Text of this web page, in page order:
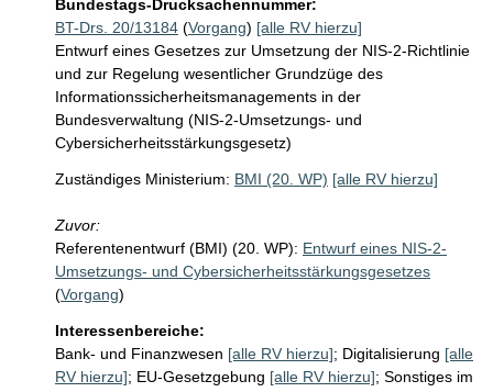
Bundestags-Drucksachennummer:
BT-Drs. 20/13184 (Vorgang) [alle RV hierzu]
Entwurf eines Gesetzes zur Umsetzung der NIS-2-Richtlinie
und zur Regelung wesentlicher Grundzüge des
Informationssicherheitsmanagements in der
Bundesverwaltung (NIS-2-Umsetzungs- und
Cybersicherheitsstärkungsgesetz)
Zuständiges Ministerium: BMI (20. WP) [alle RV hierzu]
Zuvor:
Referentenentwurf (BMI) (20. WP): Entwurf eines NIS-2-
Umsetzungs- und Cybersicherheitsstärkungsgesetzes
(Vorgang)
Interessenbereiche:
Bank- und Finanzwesen [alle RV hierzu]; Digitalisierung [alle
RV hierzu]; EU-Gesetzgebung [alle RV hierzu]; Sonstiges im